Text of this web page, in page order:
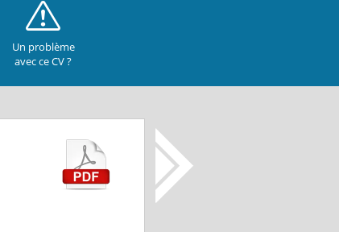
Un problème
avec ce CV ?